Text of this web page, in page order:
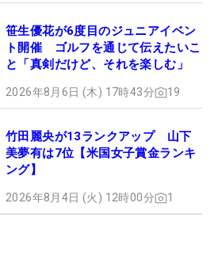
笹生優花が6度目のジュニアイベン
ト開催 ゴルフを通じて伝えたいこ
と「真剣だけど、それを楽しむ」
2026年8月6日 (木) 17時43分 19
竹田麗央が13ランクアップ 山下
美夢有は7位【米国女子賞金ランキ
ング】
2026年8月4日 (火) 12時00分 1